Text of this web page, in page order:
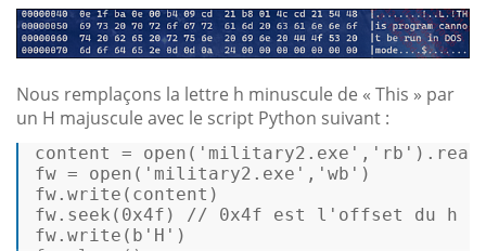
Nous remplaçons la lettre h minuscule de « This » par
un H majuscule avec le script Python suivant :
content = open ( 'military2.exe' , 'rb'
fw = open ( 'military2.exe' , 'wb' )
fw.write(content)
fw.seek( 0x4f )
// 0x4f est l'offset du h
fw.write(b 'H' )